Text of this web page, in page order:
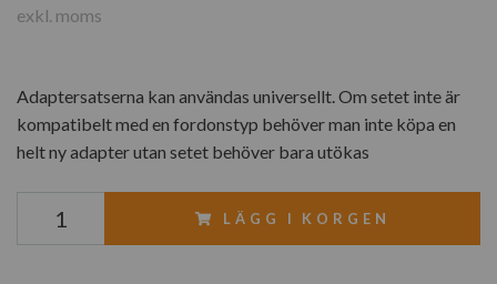
exkl. moms
Adaptersatserna kan användas universellt. Om setet inte är
kompatibelt med en fordonstyp behöver man inte köpa en
helt ny adapter utan setet behöver bara utökas
LÄGG I KORGEN